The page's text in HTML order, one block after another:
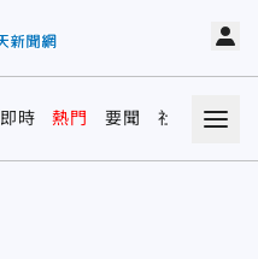
即時 熱門 要聞 社會 娛樂